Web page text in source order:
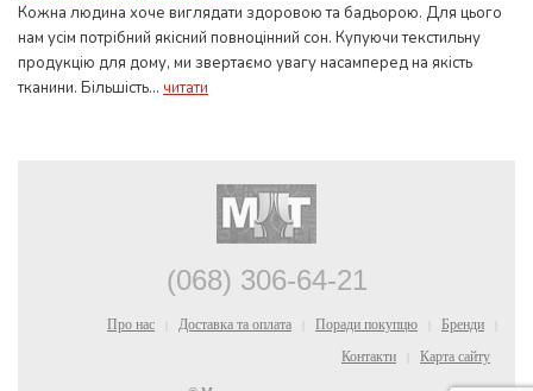
Кожна людина хоче виглядати здоровою та бадьорою. Для цього
нам усім потрібний якісний повноцінний сон. Купуючи текстильну
продукцію для дому, ми звертаємо увагу насамперед на якість
тканини. Більшість... читати
(068) 306-64-21
Про нас Доставка та оплата Поради покупцю Бренди
Контакти Карта сайту